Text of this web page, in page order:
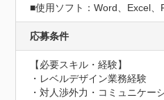
■使用ソフト：Word、Excel、
応募条件
【必要スキル・経験】
・レベルデザイン業務経験
・対人渉外力・コミュニケー